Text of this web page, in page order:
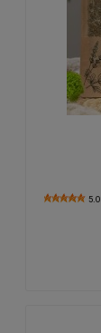
5.0